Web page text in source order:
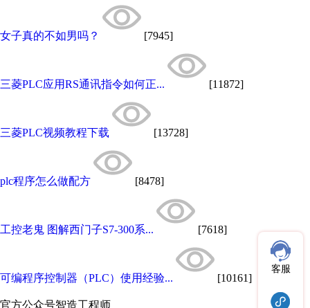
女子真的不如男吗？ [7945]
三菱PLC应用RS通讯指令如何正... [11872]
三菱PLC视频教程下载 [13728]
plc程序怎么做配方 [8478]
工控老鬼 图解西门子S7-300系... [7618]
可编程序控制器（PLC）使用经验... [10161]
官方公众号智造工程师
客服